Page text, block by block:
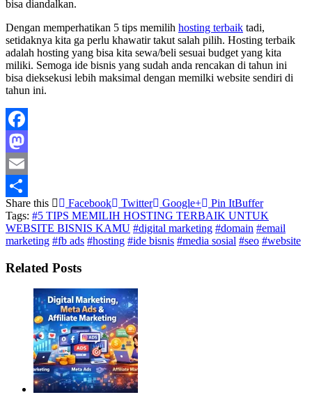
bisa diandalkan.
Dengan memperhatikan 5 tips memilih hosting terbaik tadi,
setidaknya kita ga perlu khawatir takut salah pilih. Hosting terbaik
adalah hosting yang bisa kita sewa/beli sesuai budget yang kita
miliki. Semoga ide bisnis yang sudah anda rencakan di tahun ini
bisa dieksekusi lebih maksimal dengan memilki website sendiri di
tahun ini.
Facebook
Mastodon
Email
Share
Share this Facebook Twitter Google+ Pin ItBuffer
Tags: #5 TIPS MEMILIH HOSTING TERBAIK UNTUK
WEBSITE BISNIS KAMU #digital marketing #domain #email
marketing #fb ads #hosting #ide bisnis #media sosial #seo #website
Related Posts